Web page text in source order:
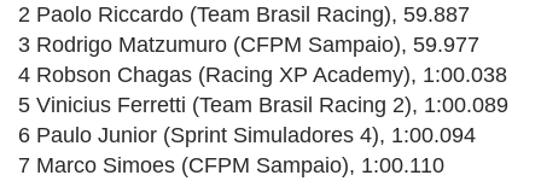
2 Paolo Riccardo (Team Brasil Racing), 59.887
3 Rodrigo Matzumuro (CFPM Sampaio), 59.977
4 Robson Chagas (Racing XP Academy), 1:00.038
5 Vinicius Ferretti (Team Brasil Racing 2), 1:00.089
6 Paulo Junior (Sprint Simuladores 4), 1:00.094
7 Marco Simoes (CFPM Sampaio), 1:00.110